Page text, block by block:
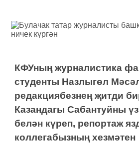
КФУның журналистика
студенты Назлыгөл
редакциябезнең җитди
Казандагы Сабантуйны
белән күреп, репортаж
коллегабызның хезмәтен